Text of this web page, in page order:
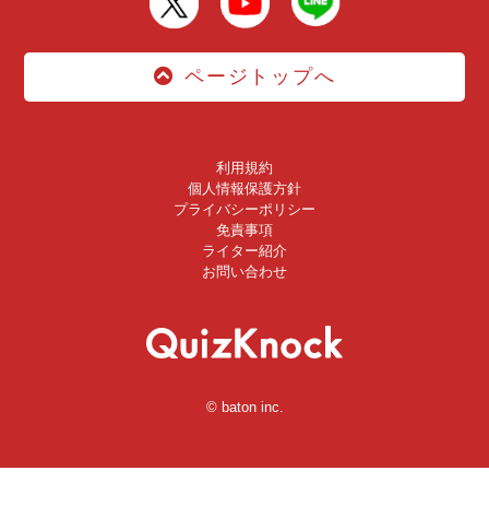
ページトップへ
利用規約
個人情報保護方針
プライバシーポリシー
免責事項
ライター紹介
お問い合わせ
© baton inc.